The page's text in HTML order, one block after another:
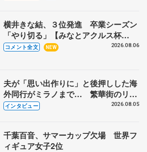
横井きな結、３位発進 卒業シーズン
「やり切る」【みなとアクルス杯
SP】
コメント全文 NEW 2026.08.06
夫が「思い出作りに」と後押しした海
外同行がミラノまで… 繁華街のリン
クでは不良のお兄さんも味方に 小林
インタビュー 2026.08.05
千葉百音、サマーカップ欠場 世界フ
ィギュア女子2位